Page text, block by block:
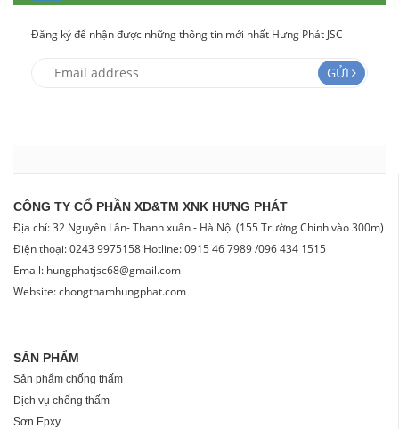
Đăng ký để nhận được những thông tin mới nhất Hưng Phát JSC
GỬI
CÔNG TY CỔ PHẦN XD&TM XNK HƯNG PHÁT
Địa chỉ: 32 Nguyễn Lân- Thanh xuân - Hà Nội (155 Trường Chinh vào 300m)
Điện thoại: 0243 9975158 Hotline: 0915 46 7989 /096 434 1515
Email: hungphatjsc68@gmail.com
Website: chongthamhungphat.com
SẢN PHẨM
Sản phẩm chống thấm
Dịch vụ chống thấm
Sơn Epxy